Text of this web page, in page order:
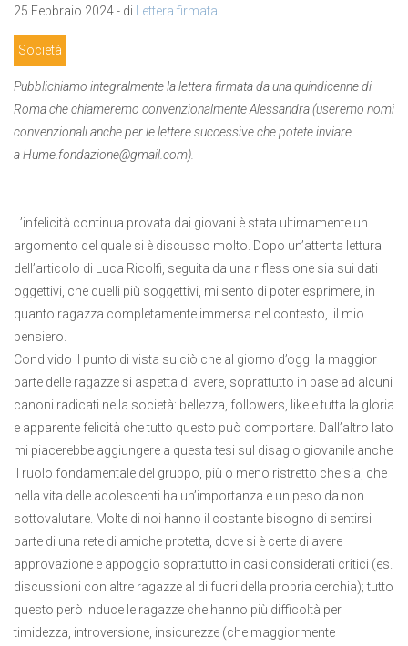
25 Febbraio 2024 - di Lettera firmata
Società
Pubblichiamo integralmente la lettera firmata da una quindicenne di
Roma che chiameremo convenzionalmente Alessandra (useremo nomi
convenzionali anche per le lettere successive che potete inviare
a Hume.fondazione@gmail.com).
L’infelicità continua provata dai giovani è stata ultimamente un
argomento del quale si è discusso molto. Dopo un’attenta lettura
dell’articolo di Luca Ricolfi, seguita da una riflessione sia sui dati
oggettivi, che quelli più soggettivi, mi sento di poter esprimere, in
quanto ragazza completamente immersa nel contesto, il mio
pensiero.
Condivido il punto di vista su ciò che al giorno d’oggi la maggior
parte delle ragazze si aspetta di avere, soprattutto in base ad alcuni
canoni radicati nella società: bellezza, followers, like e tutta la gloria
e apparente felicità che tutto questo può comportare. Dall’altro lato
mi piacerebbe aggiungere a questa tesi sul disagio giovanile anche
il ruolo fondamentale del gruppo, più o meno ristretto che sia, che
nella vita delle adolescenti ha un’importanza e un peso da non
sottovalutare. Molte di noi hanno il costante bisogno di sentirsi
parte di una rete di amiche protetta, dove si è certe di avere
approvazione e appoggio soprattutto in casi considerati critici (es.
discussioni con altre ragazze al di fuori della propria cerchia); tutto
questo però induce le ragazze che hanno più difficoltà per
timidezza, introversione, insicurezze (che maggiormente